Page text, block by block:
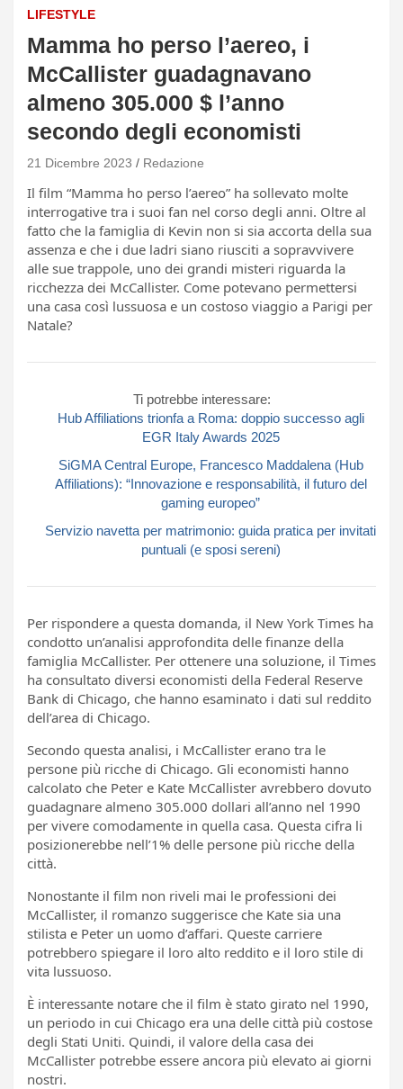
LIFESTYLE
Mamma ho perso l’aereo, i
McCallister guadagnavano
almeno 305.000 $ l’anno
secondo degli economisti
21 Dicembre 2023 Redazione
Il film “Mamma ho perso l’aereo” ha sollevato molte
interrogative tra i suoi fan nel corso degli anni. Oltre al
fatto che la famiglia di Kevin non si sia accorta della sua
assenza e che i due ladri siano riusciti a sopravvivere
alle sue trappole, uno dei grandi misteri riguarda la
ricchezza dei McCallister. Come potevano permettersi
una casa così lussuosa e un costoso viaggio a Parigi per
Natale?
Ti potrebbe interessare:
Hub Affiliations trionfa a Roma: doppio successo agli
EGR Italy Awards 2025
SiGMA Central Europe, Francesco Maddalena (Hub
Affiliations): “Innovazione e responsabilità, il futuro del
gaming europeo”
Servizio navetta per matrimonio: guida pratica per invitati
puntuali (e sposi sereni)
Per rispondere a questa domanda, il New York Times ha
condotto un’analisi approfondita delle finanze della
famiglia McCallister. Per ottenere una soluzione, il Times
ha consultato diversi economisti della Federal Reserve
Bank di Chicago, che hanno esaminato i dati sul reddito
dell’area di Chicago.
Secondo questa analisi, i McCallister erano tra le
persone più ricche di Chicago. Gli economisti hanno
calcolato che Peter e Kate McCallister avrebbero dovuto
guadagnare almeno 305.000 dollari all’anno nel 1990
per vivere comodamente in quella casa. Questa cifra li
posizionerebbe nell’1% delle persone più ricche della
città.
Nonostante il film non riveli mai le professioni dei
McCallister, il romanzo suggerisce che Kate sia una
stilista e Peter un uomo d’affari. Queste carriere
potrebbero spiegare il loro alto reddito e il loro stile di
vita lussuoso.
È interessante notare che il film è stato girato nel 1990,
un periodo in cui Chicago era una delle città più costose
degli Stati Uniti. Quindi, il valore della casa dei
McCallister potrebbe essere ancora più elevato ai giorni
nostri.